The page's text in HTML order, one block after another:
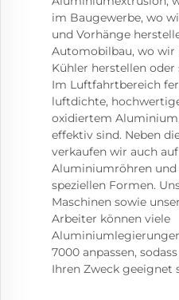
im Baugewerbe, wo
und Vorhänge
Automobilbau, wo
Kühler herstellen oder
Im Luftfahrtbereich
luftdichte,
oxidiertem
effektiv sind. Neben
verkaufen wir auch
Aluminiumröhren
speziellen Formen.
Maschinen sowie
Arbeiter können viele
7000 anpassen,
Ihren Zweck geeignet